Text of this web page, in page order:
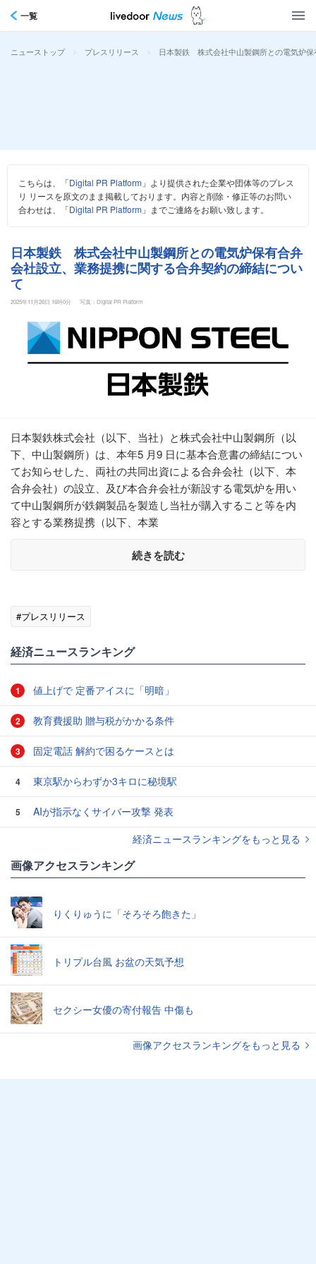
一覧
ニューストップ > プレスリリース > 日本製鉄 株式会社中山製鋼所との電気炉
こちらは、「Digital PR Platform 」より提供された企業や団体等のプレス
リ リースを原文のまま掲載しております。内容と削除・修正等のお問い
合わせは、「Digital PR Platform 」までご連絡をお願い致します。
日本製鉄 株式会社中山製鋼所との電気炉保有合弁
会社設立、業務提携に関する合弁契約の締結につい
て
2025年11月26日 16時0分 写真：Digital PR Platform
日本製鉄株式会社（以下、当社）と株式会社中山製鋼所（以
下、中山製鋼所）は、本年5 月9 日に基本合意書の締結につい
てお知らせした、両社の共同出資による合弁会社（以下、本
合弁会社）の設立、及び本合弁会社が新設する電気炉を用い
て中山製鋼所が鉄鋼製品を製造し当社が購入すること等を内
容とする業務提携（以下、本業
続きを読む
#プレスリリース
経済ニュースランキング
1 値上げで 定番アイスに「明暗」
2 教育費援助 贈与税がかかる条件
3 固定電話 解約で困るケースとは
4 東京駅からわずか3キロに秘境駅
5
AIが指示なくサイバー攻撃 発表
経済ニュースランキングをもっと見る
画像アクセスランキング
りくりゅうに「そろそろ飽きた」
トリプル台風 お盆の天気予想
セクシー女優の寄付報告 中傷も
画像アクセスランキングをもっと見る